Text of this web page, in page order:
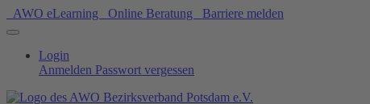
AWO eLearning Online Beratung Barriere melden
Login
Anmelden Passwort vergessen